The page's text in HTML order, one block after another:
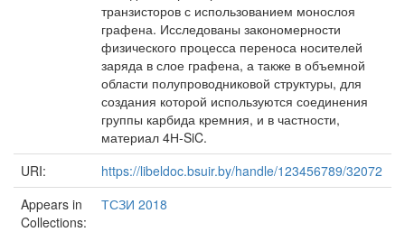
транзисторов с использованием монослоя
графена. Исследованы закономерности
физического процесса переноса носителей
заряда в слое графена, а также в объемной
области полупроводниковой структуры, для
создания которой используются соединения
группы карбида кремния, и в частности,
материал 4Н-SiC.
URI:
https://libeldoc.bsuir.by/handle/123456789/32072
Appears in
Collections:
ТСЗИ 2018